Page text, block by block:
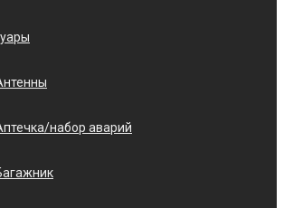
набор аварий